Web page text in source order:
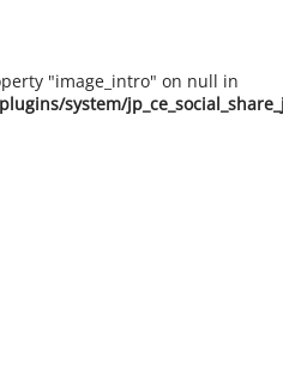
"image_intro" on null in
system/